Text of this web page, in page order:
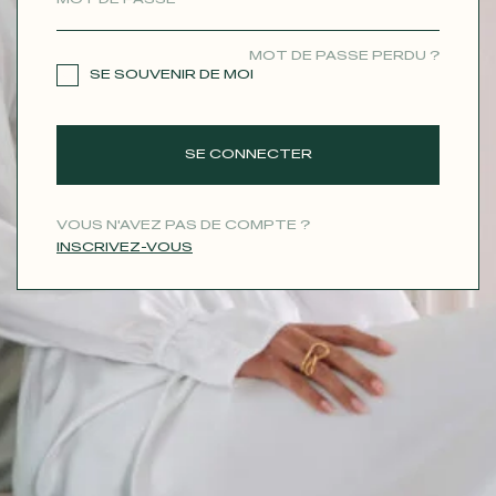
MOT DE PASSE PERDU ?
SE SOUVENIR DE MOI
SE CONNECTER
VOUS N'AVEZ PAS DE COMPTE ?
INSCRIVEZ-VOUS